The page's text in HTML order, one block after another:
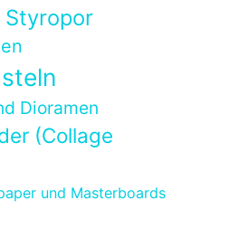
Styropor
Dioramen
(Collage
und Masterboards